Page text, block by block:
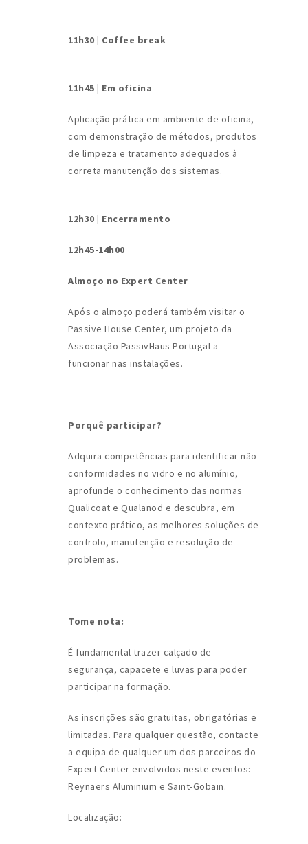
11h30 | Coffee break
11h45 | Em oficina
Aplicação prática em ambiente de oficina,
com demonstração de métodos, produtos
de limpeza e tratamento adequados à
correta manutenção dos sistemas.
12h30 | Encerramento
12h45-14h00
Almoço no Expert Center
Após o almoço poderá também visitar o
Passive House Center, um projeto da
Associação PassivHaus Portugal a
funcionar nas instalações.
Porquê participar?
Adquira competências para identificar não
conformidades no vidro e no alumínio,
aprofunde o conhecimento das normas
Qualicoat e Qualanod e descubra, em
contexto prático, as melhores soluções de
controlo, manutenção e resolução de
problemas.
Tome nota:
É fundamental trazer calçado de
segurança, capacete e luvas para poder
participar na formação.
As inscrições são gratuitas, obrigatórias e
limitadas. Para qualquer questão, contacte
a equipa de qualquer um dos parceiros do
Expert Center envolvidos neste eventos:
Reynaers Aluminium e Saint-Gobain.
Localização: